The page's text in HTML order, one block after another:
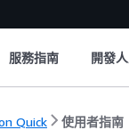
服務指南 開發
Quick 使用者指南